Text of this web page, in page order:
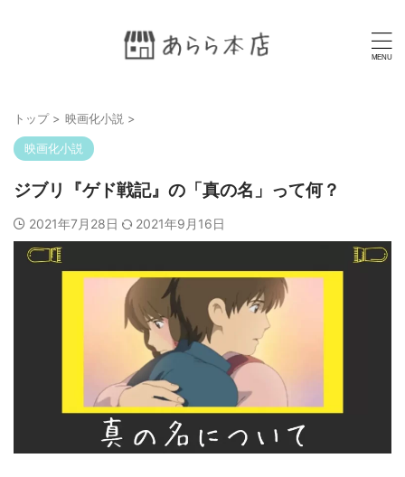
トップ > 映画化小説 >
映画化小説
ジブリ『ゲド戦記』の「真の名」って何？
2021年7月28日 2021年9月16日